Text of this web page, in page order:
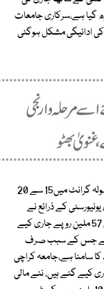
ہے،سرکاری جامعات
کی ادائیگی مشکل ہوگئی
این ای ڈی یونیورسٹی اور جامعہ کراچی کو ماہ اگست کی موصولہ گرانٹ میں15 سے 20
کے ذرائع نے
بتایاکہ این ای ڈی یونیورسٹی کواگست کی گرانٹ کی مد میں 57 ملین روپے جاری کیے
گرانٹ 77 ملین روپے ہے جس کے سبب صرف
روپے کے خسارے کا سامنا ہے،جامعہ کراچی
کی مد میں87 کروڑ روپے جاری کیے گئے ہیں، نئے مالی